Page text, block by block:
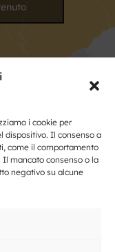
i cookie per
dispositivo. Il consenso a
come il comportamento
mancato consenso o la
negativo su alcune